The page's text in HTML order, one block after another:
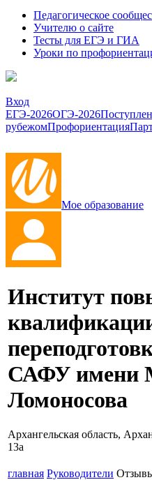
Педагогическое
Учителю о сайте
Тесты для ЕГЭ и ГИА
Уроки по
Вход
ЕГЭ-2026ОГЭ-2026
рубежомПрофориентация
Мое образование
Институт
САФУ имени
Ломоносова
Архангельская область,
13а
главная Руководители